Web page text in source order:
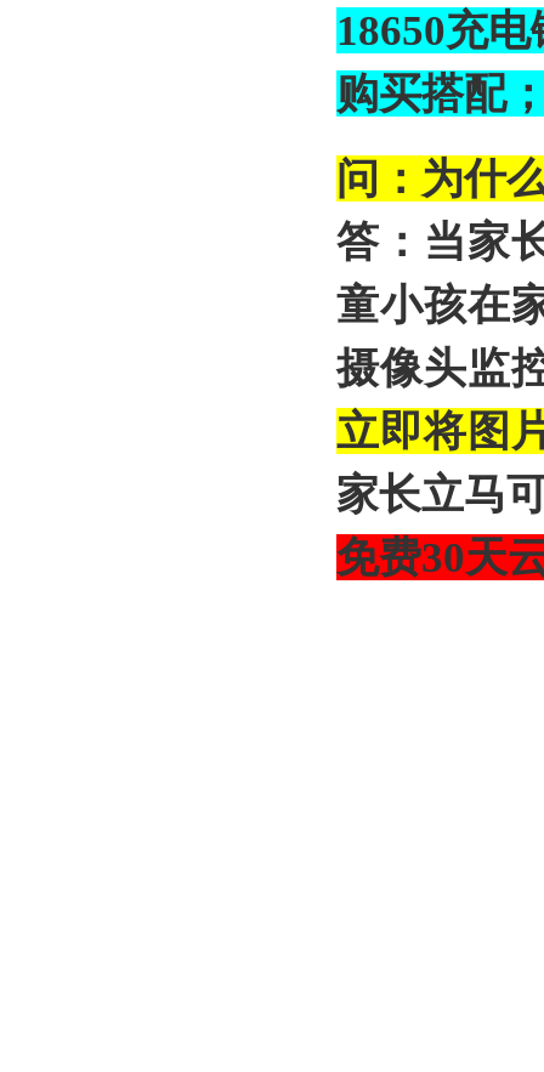
18650充
购买搭配
问：为什
答：当家
童小孩在
摄像头监
立即将图
家长立马
免费30天